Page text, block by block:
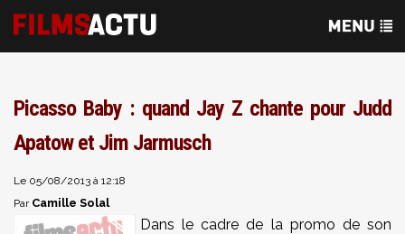
Picasso Baby : quand Jay Z chante pour Judd
Apatow et Jim Jarmusch
Le 05/08/2013 à 12:18
Par Camille Solal
Dans le cadre de la promo de son